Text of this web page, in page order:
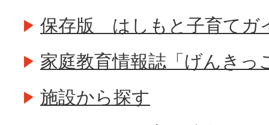
保存版 はしもと子育てガ
家庭教育情報誌「げんきっ
施設から探す